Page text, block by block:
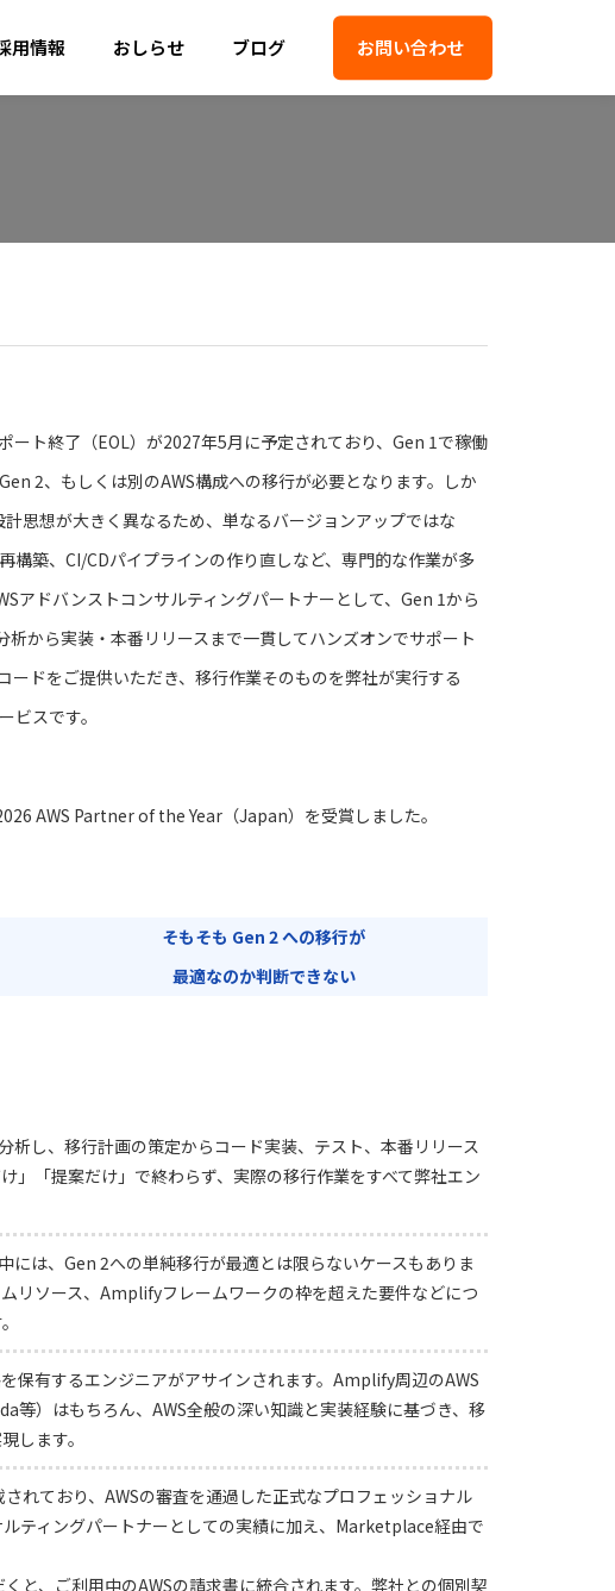
用情報 おしらせ ブログ お問い合わせ
ート終了（EOL）が2027年5月に予定されており、Gen 1で稼働
2、もしくは別のAWS構成への移行が必要となります。しか
計思想が大きく異なるため、単なるバージョンアップではな
構築、CI/CDパイプラインの作り直しなど、専門的な作業が多
アドバンストコンサルティングパートナーとして、Gen 1から
析から実装・本番リリースまで一貫してハンズオンでサポート
ードをご提供いただき、移行作業そのものを弊社が実行する
ビスです。
AWS Partner of the Year（Japan）を受賞しました。
そもそも Gen 2 への移行が
最適なのか判断できない
析し、移行計画の策定からコード実装、テスト、本番リリース
」「提案だけ」で終わらず、実際の移行作業をすべて弊社エン
には、Gen 2への単純移行が最適とは限らないケースもありま
リソース、Amplifyフレームワークの枠を超えた要件などにつ
保有するエンジニアがアサインされます。Amplify周辺のAWS
）はもちろん、AWS全般の深い知識と実装経験に基づき、移
します。
れており、AWSの審査を通過した正式なプロフェッショナル
ティングパートナーとしての実績に加え、Marketplace経由で
と、ご利用中のAWSの請求書に統合されます。弊社との個別契